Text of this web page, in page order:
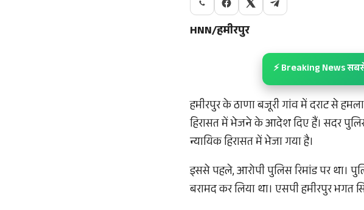
HNN/हमीरपुर
⚡ Breaking News
हमीरपुर के ठाणा बजूरी गांव में दराट से
हिरासत में भेजने के आदेश दिए हैं। सदर
न्यायिक हिरासत में भेजा गया है।
इससे पहले, आरोपी पुलिस रिमांड पर था।
बरामद कर लिया था। एसपी हमीरपुर भगत